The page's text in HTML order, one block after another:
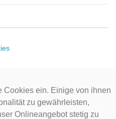
Cookies ein. Einige von ihnen
zu gewährleisten,
Onlineangebot stetig zu